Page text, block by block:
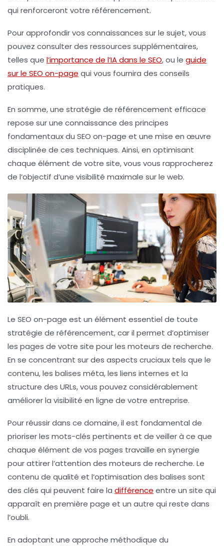
qui renforceront votre référencement.
Pour approfondir vos connaissances sur le sujet, vous
pouvez consulter des ressources supplémentaires,
telles que l’importance de l’IA dans le SEO, ou le guide
sur le SEO on-page qui vous fournira des conseils
pratiques.
En somme, une stratégie de référencement efficace
repose sur une connaissance des principes
fondamentaux du SEO on-page et une mise en œuvre
disciplinée de ces techniques. Ainsi, en optimisant
chaque élément de votre site, vous vous rapprocherez
de l’objectif d’une visibilité maximale sur le web.
Le SEO on-page est un élément essentiel de toute
stratégie de référencement, car il permet d’optimiser
les pages de votre site pour les moteurs de recherche.
En se concentrant sur des aspects cruciaux tels que le
contenu, les balises méta, les liens internes et la
structure des URLs, vous pouvez considérablement
améliorer la visibilité en ligne de votre entreprise.
Pour réussir dans ce domaine, il est fondamental de
prioriser les mots-clés pertinents et de veiller à ce que
chaque élément de vos pages travaille en synergie
pour attirer l’attention des moteurs de recherche. Le
contenu de qualité et l’optimisation des balises sont
des clés qui peuvent faire la différence entre un site qui
apparaît en première page et un autre qui reste dans
l’oubli.
En adoptant une approche méthodique du